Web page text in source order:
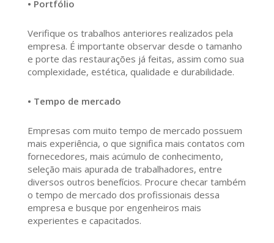
• Portfólio
Verifique os trabalhos anteriores realizados pela
empresa. É importante observar desde o tamanho
e porte das restaurações já feitas, assim como sua
complexidade, estética, qualidade e durabilidade.
• Tempo de mercado
Empresas com muito tempo de mercado possuem
mais experiência, o que significa mais contatos com
fornecedores, mais acúmulo de conhecimento,
seleção mais apurada de trabalhadores, entre
diversos outros benefícios. Procure checar também
o tempo de mercado dos profissionais dessa
empresa e busque por engenheiros mais
experientes e capacitados.